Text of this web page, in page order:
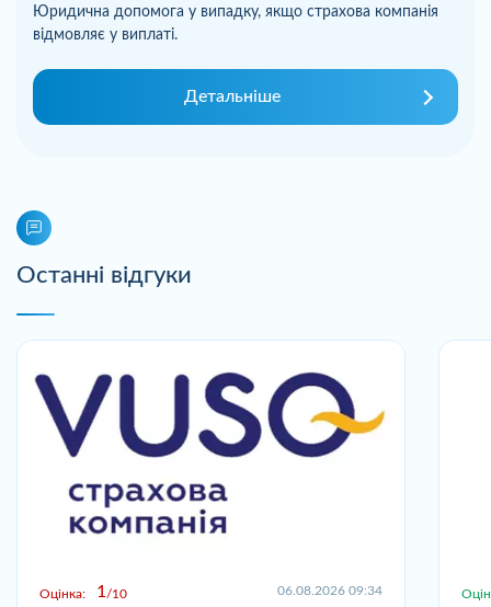
Юридична допомога у випадку, якщо страхова компанія
відмовляє у виплаті.
Детальніше
Останні відгуки
Оцінка: 1 10 06.08.2026 09:34